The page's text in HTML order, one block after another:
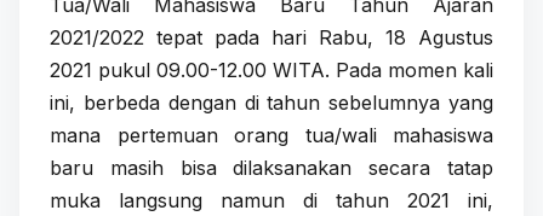
2021/2022 tepat pada hari Rabu, 18 Agustus
2021 pukul 09.00-12.00 WITA. Pada momen kali
ini, berbeda dengan di tahun sebelumnya yang
mana pertemuan orang tua/wali mahasiswa
baru masih bisa dilaksanakan secara tatap
muka langsung namun di tahun 2021 ini,